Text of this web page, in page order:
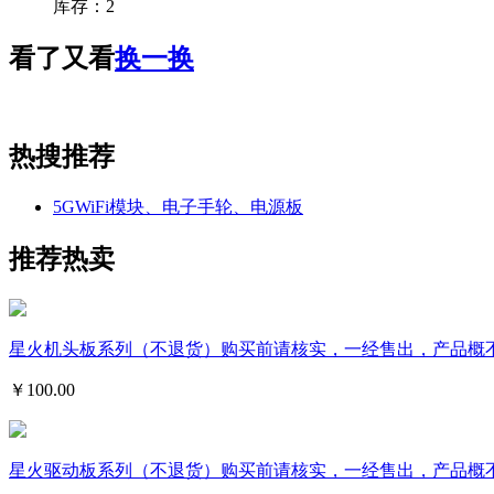
库存： 2
看了又看换一换
热搜推荐
5GWiFi模块、电子手轮、电源板
推荐热卖
星火机头板系列（不退货）购买前请核实，一经售出，产品概
￥ 100.00
星火驱动板系列（不退货）购买前请核实，一经售出，产品概